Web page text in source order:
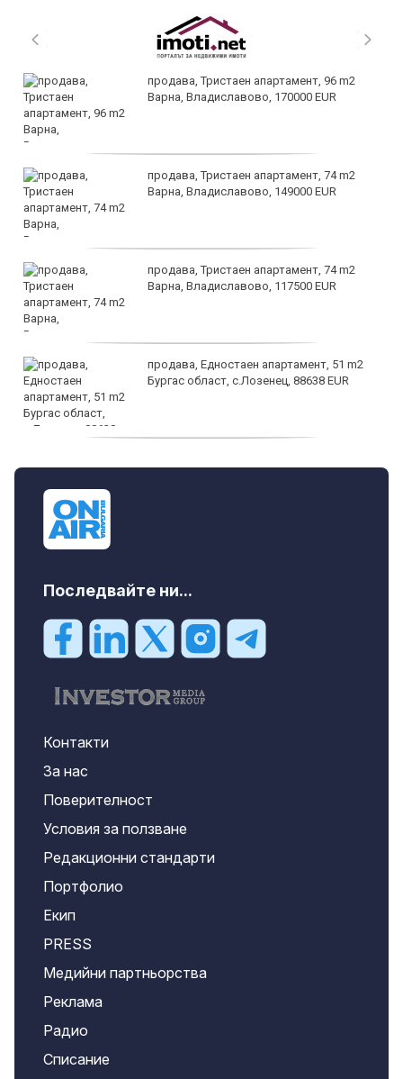
продава, Тристаен апартамент, 96 m2
Варна, Владиславово, 170000 EUR
продава, Тристаен апартамент, 74 m2
Варна, Владиславово, 149000 EUR
продава, Тристаен апартамент, 74 m2
Варна, Владиславово, 117500 EUR
продава, Едностаен апартамент, 51 m2
Бургас област, с.Лозенец, 88638 EUR
Последвайте ни...
Контакти
За нас
Поверителност
Условия за ползване
Редакционни стандарти
Портфолио
Екип
PRESS
Медийни партньорства
Реклама
Радио
Списание